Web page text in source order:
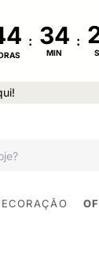
:
MIN
: